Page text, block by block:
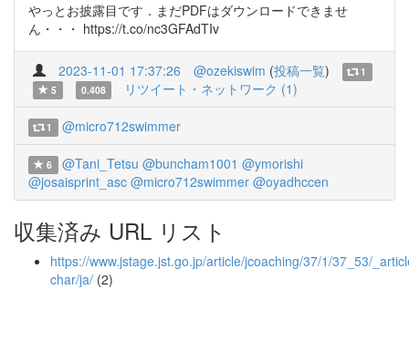
やっとお披露目です．まだPDFはダウンロードできませ
ん・・・ https://t.co/nc3GFAdTIv
2023-11-01 17:37:26 @ozekiswim (投稿一覧)
1
5
0.408 リツイート・ネットワーク (1)
1 @micro712swimmer
6 @Tani_Tetsu @buncham1001 @ymorishi
@josaisprint_asc @micro712swimmer @oyadhccen
収集済み URL リスト
https://www.jstage.jst.go.jp/article/jcoaching/37/1/37_53/
char/ja/ (2)